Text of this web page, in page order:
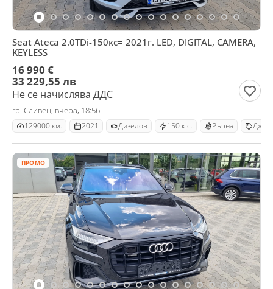
Seat Ateca 2.0TDi-150кс= 2021г. LED, DIGITAL, CAMERA,
KEYLESS
16 990 €
33 229,55 лв
Не се начислява ДДС
гр. Сливен, вчера, 18:56
129000 км. 2021 Дизелов 150 к.с. Ръчна Джип
ПРОМО